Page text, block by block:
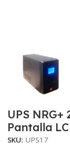
UPS NRG+
Pantalla
SKU: UPS17